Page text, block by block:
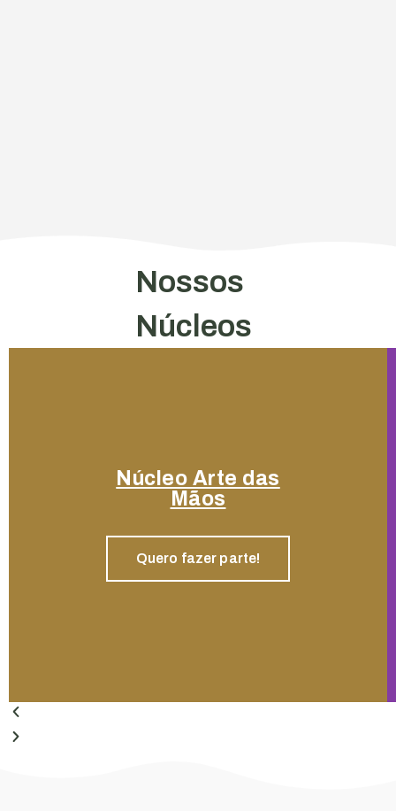
Nossos
Núcleos
Núcleo Arte das
Mãos
Quero fazer parte!